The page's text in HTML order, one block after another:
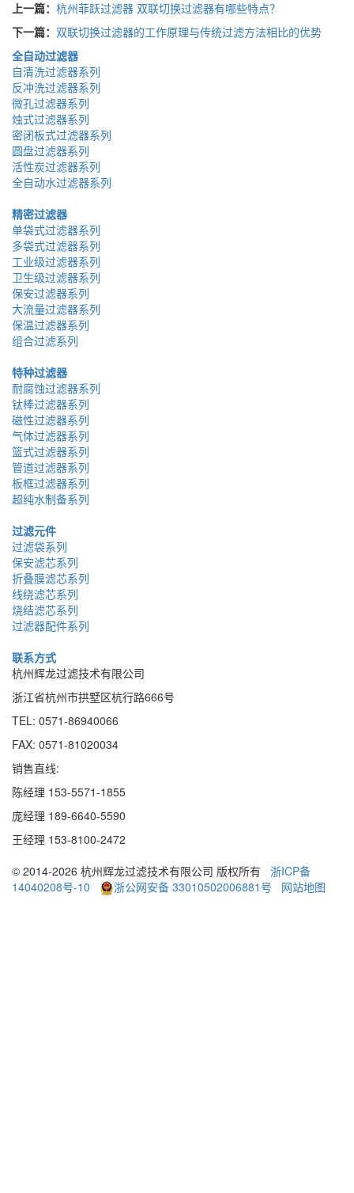
上一篇： 杭州菲跃过滤器 双联切换过滤器有哪些特点？
下一篇： 双联切换过滤器的工作原理与传统过滤方法相比的优势
全自动过滤器
自清洗过滤器系列
反冲洗过滤器系列
微孔过滤器系列
烛式过滤器系列
密闭板式过滤器系列
圆盘过滤器系列
活性炭过滤器系列
全自动水过滤器系列
精密过滤器
单袋式过滤器系列
多袋式过滤器系列
工业级过滤器系列
卫生级过滤器系列
保安过滤器系列
大流量过滤器系列
保温过滤器系列
组合过滤系列
特种过滤器
耐腐蚀过滤器系列
钛棒过滤器系列
磁性过滤器系列
气体过滤器系列
篮式过滤器系列
管道过滤器系列
板框过滤器系列
超纯水制备系列
过滤元件
过滤袋系列
保安滤芯系列
折叠膜滤芯系列
线绕滤芯系列
烧结滤芯系列
过滤器配件系列
联系方式
杭州辉龙过滤技术有限公司
浙江省杭州市拱墅区杭行路666号
TEL: 0571-86940066
FAX: 0571-81020034
销售直线:
陈经理 153-5571-1855
庞经理 189-6640-5590
王经理 153-8100-2472
© 2014-2026 杭州辉龙过滤技术有限公司 版权所有 浙ICP备
14040208号-10
浙公网安备 33010502006881号 网站地图